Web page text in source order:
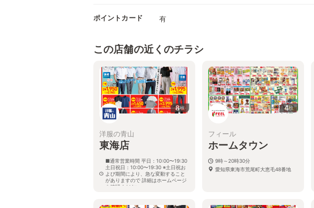
ポイントカード 有
この店舗の近くのチラシ
8枚
洋服の青山
東海店
■通常営業時間 平日：10:00〜19:30
土日祝日：10:00〜19:30 ※土日祝お
よび期間により、急な変動すること
がありますので 詳細はホームページ
を確認ください
4枚
フィール
ホームタウン
9時～20時30分
愛知県東海市荒尾町大恵毛48番地